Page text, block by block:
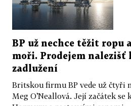
BP už nechce těžit ropu
moři. Prodejem nalezišť
zadlužení
Britskou firmu BP vede už čtyři
Meg O’Neallová. Její začátek